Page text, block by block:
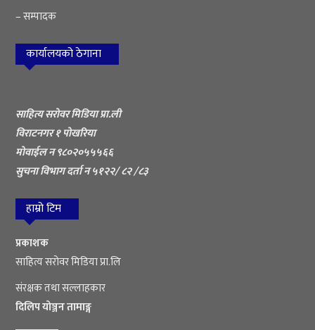
– सम्पादक
कार्यालयको ठेगाना
साहित्य सरोवर मिडिया प्रा.ली
विराटनगर १ पोखरिया
मोवाईल न ९८०२०५५५६६
सुचना विभाग दर्ता न ५१२२/ ८२ /८३
हाम्रो टिम
प्रकाशक
साहित्य सरोवर मिडिया प्रा.लि
संरक्षक तथा सल्लाहकार
दिलिप योञ्जन तामाङ्ग